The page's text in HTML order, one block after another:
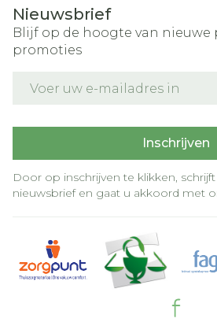
Nieuwsbrief
Blijf op de hoogte van nieuwe
promoties
Inschrijven
Door op inschrijven te klikken,
nieuwsbrief en gaat u akkoord met